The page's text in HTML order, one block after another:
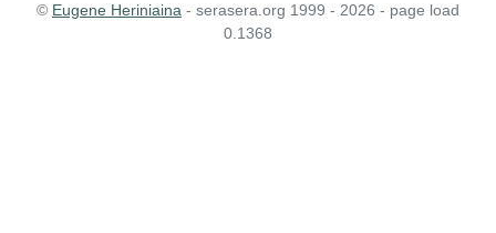
© Eugene Heriniaina - serasera.org 1999 - 2026 - page load
0.1368